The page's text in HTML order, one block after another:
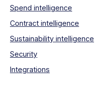
Spend intelligence
Contract intelligence
Sustainability intelligence
Security
Integrations